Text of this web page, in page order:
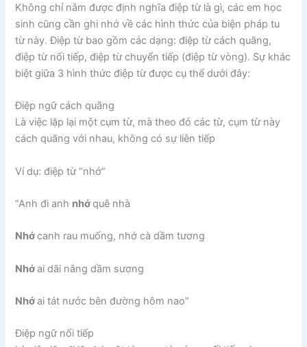
Không chỉ nắm được định nghĩa điệp từ là gì, các em học
sinh cũng cần ghi nhớ về các hình thức của biện pháp tu
từ này. Điệp từ bao gồm các dạng: điệp từ cách quãng,
điệp từ nối tiếp, điệp từ chuyển tiếp (điệp từ vòng). Sự khác
biệt giữa 3 hình thức điệp từ được cụ thể dưới đây:
Điệp ngữ cách quãng
Là việc lặp lại một cụm từ, mà theo đó các từ, cụm từ này
cách quãng với nhau, không có sự liên tiếp
Ví dụ: điệp từ “nhớ”
“Anh đi anh nhớquê nhà
Nhớcanh rau muống, nhớ cà dầm tương
Nhớai dãi nắng dầm sương
Nhớai tát nước bên đường hôm nao”
Điệp ngữ nối tiếp